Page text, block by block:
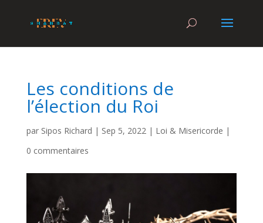
Les conditions de
l’élection du Roi
par Sipos Richard | Sep 5, 2022| Loi & Misericorde |
0 commentaires